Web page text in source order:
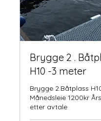
Brygge 2 .
H10 -3 meter
Brygge 2.Båtplass
Månedsleie 1200kr
etter avtale